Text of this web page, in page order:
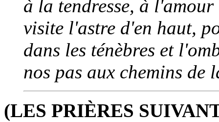
à la tendresse, à
visite l'astre d'en haut,
dans les ténèbres et
nos pas aux chemins
(LES PRIÈRES